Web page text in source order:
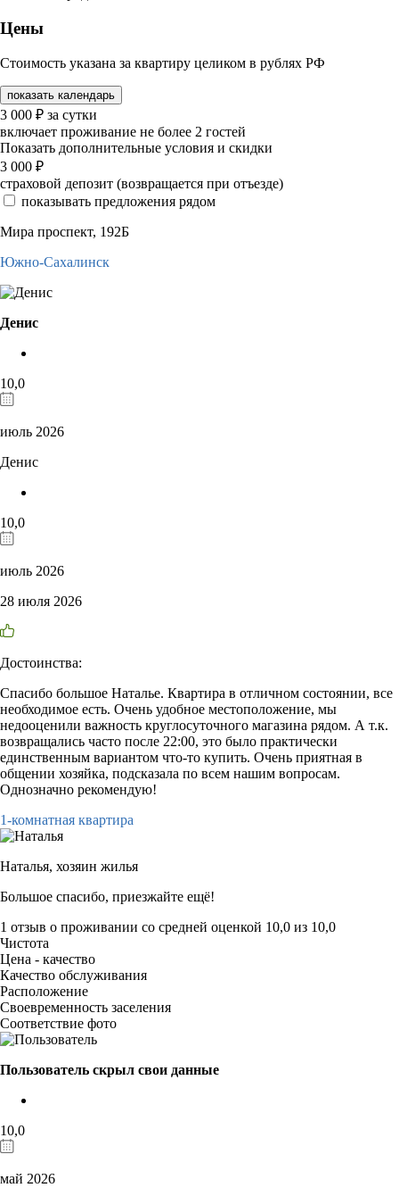
Цены
Стоимость указана за квартиру целиком в рублях РФ
показать календарь
3 000 ₽ за сутки
включает проживание не более 2 гостей
Показать дополнительные условия и скидки
3 000 ₽
страховой депозит (возвращается при отъезде)
показывать предложения рядом
Мира проспект, 192Б
Южно-Сахалинск
Денис
10,0
июль 2026
Денис
10,0
июль 2026
28 июля 2026
Достоинства:
Спасибо большое Наталье. Квартира в отличном состоянии, все
необходимое есть. Очень удобное местоположение, мы
недооценили важность круглосуточного магазина рядом. А т.к.
возвращались часто после 22:00, это было практически
единственным вариантом что-то купить. Очень приятная в
общении хозяйка, подсказала по всем нашим вопросам.
Однозначно рекомендую!
1-комнатная квартира
Наталья, хозяин жилья
Большое спасибо, приезжайте ещё!
1 отзыв о проживании со средней оценкой 10,0 из 10,0
Чистота
Цена - качество
Качество обслуживания
Расположение
Своевременность заселения
Соответствие фото
Пользователь скрыл свои данные
10,0
май 2026